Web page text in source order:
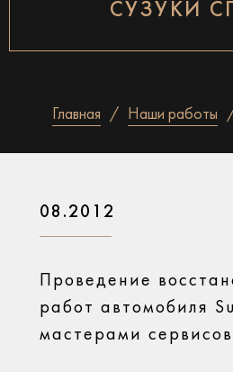
СУЗУКИ
Главная Наши работы
08.2012
Проведение
работ автомобиля
мастерами сервисов